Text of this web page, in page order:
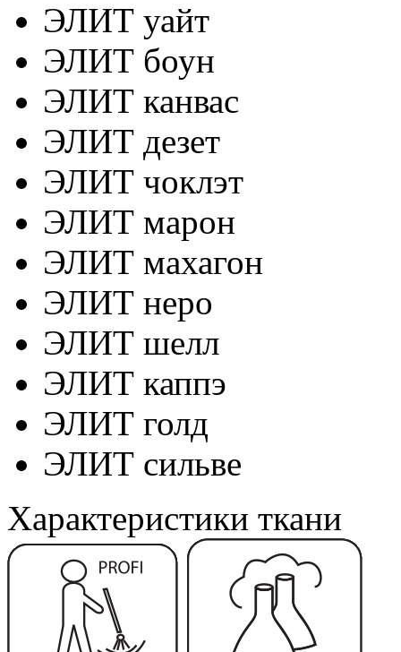
ЭЛИТ уайт
ЭЛИТ боун
ЭЛИТ канвас
ЭЛИТ дезет
ЭЛИТ чоклэт
ЭЛИТ марон
ЭЛИТ махагон
ЭЛИТ неро
ЭЛИТ шелл
ЭЛИТ каппэ
ЭЛИТ голд
ЭЛИТ сильве
Характеристики ткани